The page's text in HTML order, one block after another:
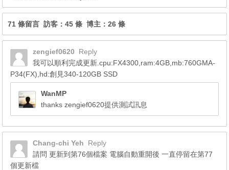
71 條留言 訪客：45 條 博主：26 條
zengief0620
Reply
我可以順利完成更新.cpu:FX4300,ram:4GB,mb:760GMA-
P34(FX),hd:創見340-120GB SSD
WanMP
thanks zengief0620提供測試訊息
Chang-chi Yeh
Reply
請問 更新到第76個檔案 電腦自動重開後 一直停留在第77
個更新檔